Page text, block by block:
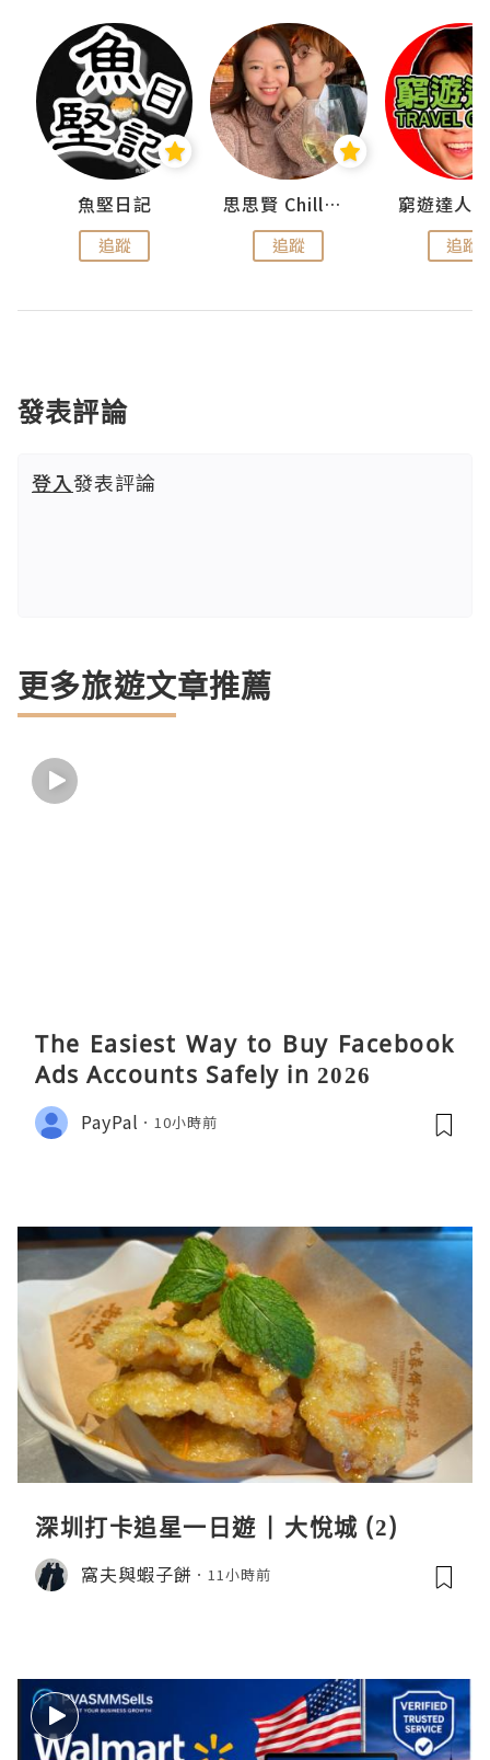
魚堅日記
追蹤
思思賢 ChillMyBabe
追蹤 追蹤
發表評論
登入發表評論
更多旅遊文章推薦
The Easiest Way to Buy Facebook
Ads Accounts Safely in 2026
PayPal 10小時前
深圳打卡追星一日遊 | 大悅城 (2)
窩夫與蝦子餅 11小時前